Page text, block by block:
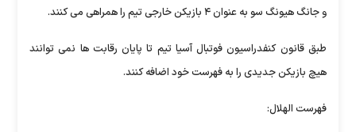
و جانگ هیونگ سو به عنوان ۴ بازیکن خارجی تیم را همراهی می کنند.
طبق قانون کنفدراسیون فوتبال آسیا تیم تا پایان رقابت ها نمی توانند
هیچ بازیکن جدیدی را به فهرست خود اضافه کنند.
فهرست الهلال: